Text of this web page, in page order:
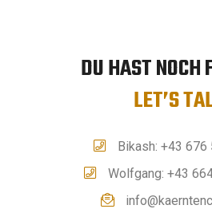
DU HAST NOCH
LET’S
Bikash: +43 676
Wolfgang: +43